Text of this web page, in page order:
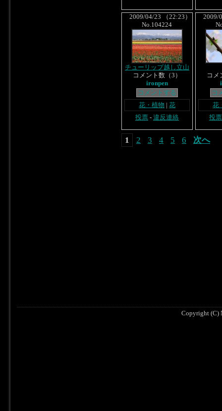
2009/04/23 （22:23）
No.104224
チューリップ越し立山
コメント数（3）
ironpen
コメントする
花・植物
花
投票 - 違反連絡
2009/
コメ
コ
花
投票
1 2 3 4 5 6 次へ
Copyright (C)